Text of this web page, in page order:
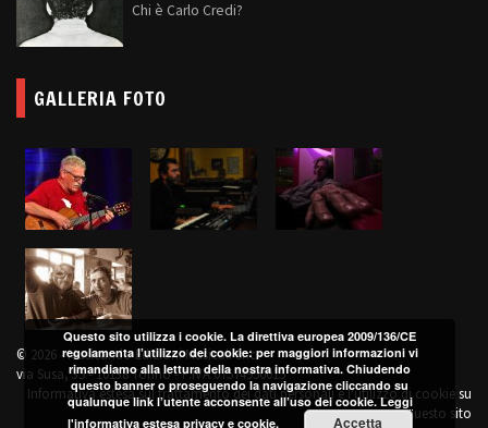
Chi è Carlo Credi?
GALLERIA FOTO
© 2026 - Musicando Edizioni Musicali Snc
via Susa, 35 - 10138 Torino - P.IVA 07574950015
Informativa estesa sul trattamento dei dati personali e l'utilizzo di cookie su
questo sito
Questo sito utilizza i cookie. La direttiva europea 2009/136/CE
regolamenta l’utilizzo dei cookie: per maggiori informazioni vi
rimandiamo alla lettura della nostra informativa. Chiudendo
questo banner o proseguendo la navigazione cliccando su
qualunque link l’utente acconsente all’uso dei cookie.Leggi
l'informativa estesa privacy e cookie.
Accetta